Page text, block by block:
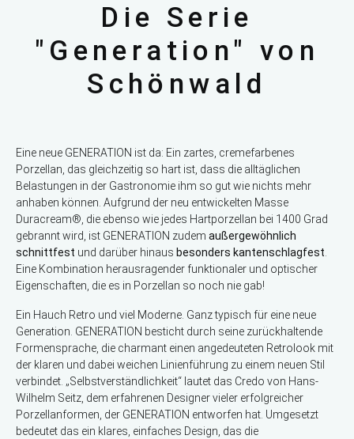
Die Serie
"Generation" von
Schönwald
Eine neue GENERATION ist da: Ein zartes, cremefarbenes
Porzellan, das gleichzeitig so hart ist, dass die alltäglichen
Belastungen in der Gastronomie ihm so gut wie nichts mehr
anhaben können. Aufgrund der neu entwickelten Masse
Duracream®, die ebenso wie jedes Hartporzellan bei 1400 Grad
gebrannt wird, ist GENERATION zudem außergewöhnlich
schnittfest und darüber hinaus besonders kantenschlagfest
Eine Kombination herausragender funktionaler und optischer
Eigenschaften, die es in Porzellan so noch nie gab!
Ein Hauch Retro und viel Moderne. Ganz typisch für eine neue
Generation. GENERATION besticht durch seine zurückhaltende
Formensprache, die charmant einen angedeuteten Retrolook mit
der klaren und dabei weichen Linienführung zu einem neuen Stil
verbindet. „Selbstverständlichkeit“ lautet das Credo von Hans-
Wilhelm Seitz, dem erfahrenen Designer vieler erfolgreicher
Porzellanformen, der GENERATION entworfen hat. Umgesetzt
bedeutet das ein klares, einfaches Design, das die